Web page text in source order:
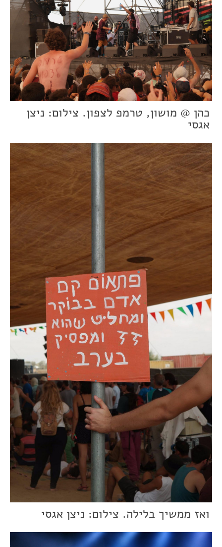
כהן @ מושון, טרמפ לצפון. צילום: ניצן
אגסי
ואז ממשיך בלילה. צילום: ניצן אגסי